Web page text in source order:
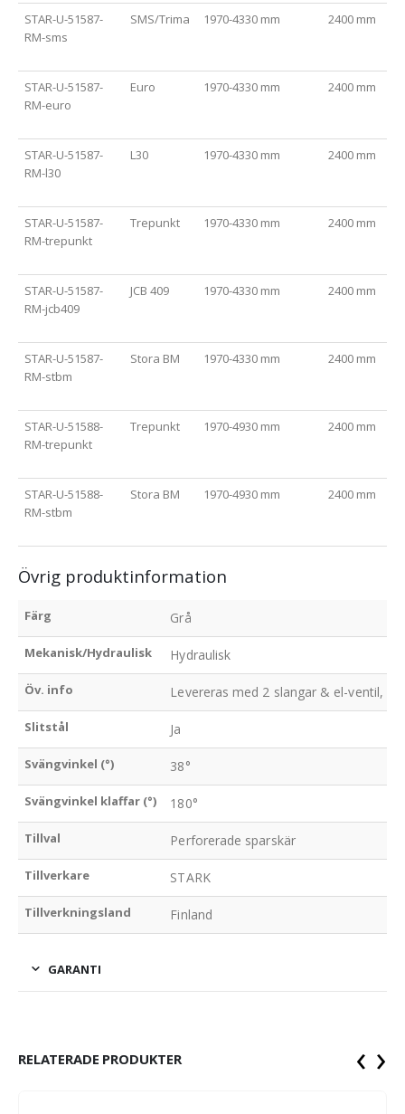
STAR-U-51587-
RM-sms
SMS/Trima 1970-4330 mm 2400 mm
STAR-U-51587-
RM-euro
Euro 1970-4330 mm 2400 mm
STAR-U-51587-
RM-l30
L30 1970-4330 mm 2400 mm
STAR-U-51587-
RM-trepunkt
Trepunkt 1970-4330 mm 2400 mm
STAR-U-51587-
RM-jcb409
JCB 409 1970-4330 mm 2400 mm
STAR-U-51587-
RM-stbm
Stora BM 1970-4330 mm 2400 mm
STAR-U-51588-
RM-trepunkt
Trepunkt 1970-4930 mm 2400 mm
STAR-U-51588-
RM-stbm
Stora BM 1970-4930 mm 2400 mm
Övrig produktinformation
Färg Grå
Mekanisk/Hydraulisk Hydraulisk
Öv. info Levereras med 2 slangar & el-ventil,
Slitstål Ja
Svängvinkel (°) 38°
Svängvinkel klaffar (°) 180°
Tillval Perforerade sparskär
Tillverkare STARK
Tillverkningsland Finland
GARANTI
RELATERADE PRODUKTER ‹ ›